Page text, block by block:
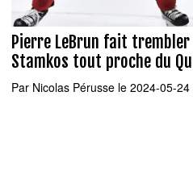
Pierre LeBrun fait trembler
Stamkos tout proche du
Par Nicolas Pérusse le 2024-05-24